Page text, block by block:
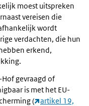
moest uitspreken
vereisen die
wordt
verdachten, die hun
erkend,
Hof gevraagd of
is met het EU-
(
artikel 19,